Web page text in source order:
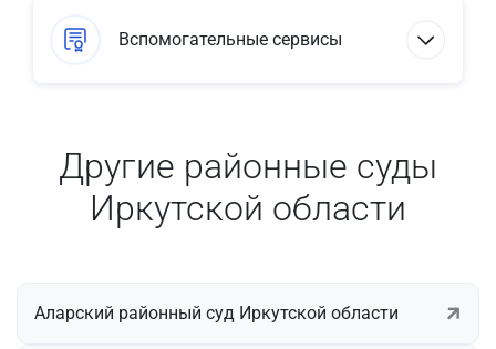
Вспомогательные сервисы
Другие районные суды
Иркутской области
Аларский районный суд Иркутской области